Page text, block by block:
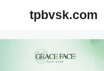
tpbvsk.com